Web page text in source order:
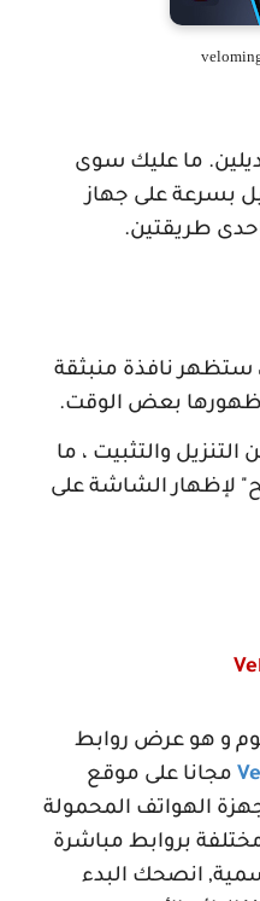
ما عليك سوى
بسرعة على جهاز
طريقتين.
ستظهر نافذة منبثقة
ظهورها بعض الوقت.
والتثبيت ، ما
لإظهار الشاشة على
و هو عرض روابط
مجانا على موقع
الهواتف المحمولة
بروابط مباشرة
انصحك البدء